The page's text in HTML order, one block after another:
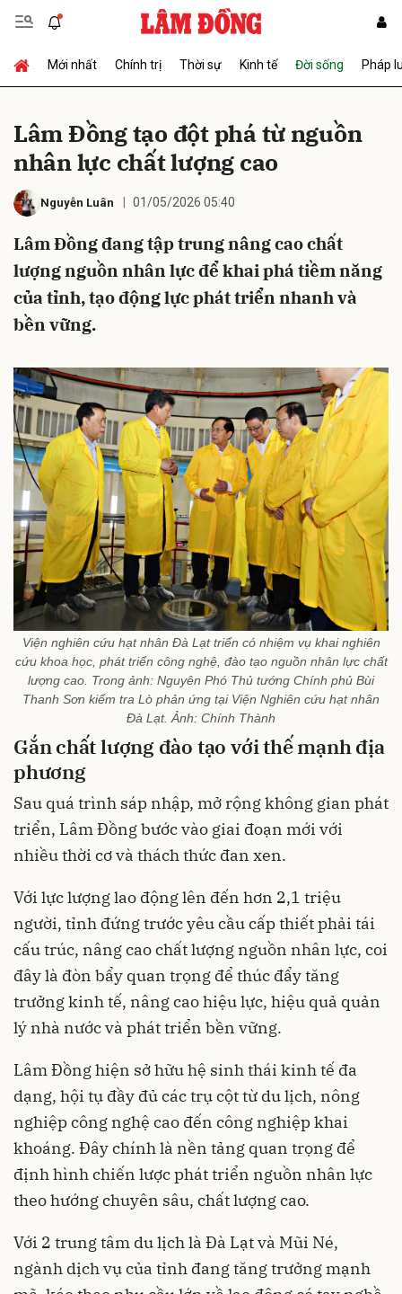
Mới nhất Chính trị Thời sự Kinh tế Đời sống Pháp
Lâm Đồng tạo đột phá từ nguồn
nhân lực chất lượng cao
Nguyễn Luân 01/05/2026 05:40
Lâm Đồng đang tập trung nâng cao chất
lượng nguồn nhân lực để khai phá tiềm năng
của tỉnh, tạo động lực phát triển nhanh và
bền vững.
Viện nghiên cứu hạt nhân Đà Lạt triển có nhiệm vụ khai nghiên
cứu khoa học, phát triển công nghệ, đào tạo nguồn nhân lực chất
lượng cao. Trong ảnh: Nguyên Phó Thủ tướng Chính phủ Bùi
Thanh Sơn kiểm tra Lò phản ứng tại Viện Nghiên cứu hạt nhân
Đà Lạt. Ảnh: Chính Thành
Gắn chất lượng đào tạo với thế mạnh địa
phương
Sau quá trình sáp nhập, mở rộng không gian phát
triển, Lâm Đồng bước vào giai đoạn mới với
nhiều thời cơ và thách thức đan xen.
Với lực lượng lao động lên đến hơn 2,1 triệu
người, tỉnh đứng trước yêu cầu cấp thiết phải tái
cấu trúc, nâng cao chất lượng nguồn nhân lực, coi
đây là đòn bẩy quan trọng để thúc đẩy tăng
trưởng kinh tế, nâng cao hiệu lực, hiệu quả quản
lý nhà nước và phát triển bền vững.
Lâm Đồng hiện sở hữu hệ sinh thái kinh tế đa
dạng, hội tụ đầy đủ các trụ cột từ du lịch, nông
nghiệp công nghệ cao đến công nghiệp khai
khoáng. Đây chính là nền tảng quan trọng để
định hình chiến lược phát triển nguồn nhân lực
theo hướng chuyên sâu, chất lượng cao.
Với 2 trung tâm du lịch là Đà Lạt và Mũi Né,
ngành dịch vụ của tỉnh đang tăng trưởng mạnh
Gửi bình luận
Hủy Gửi